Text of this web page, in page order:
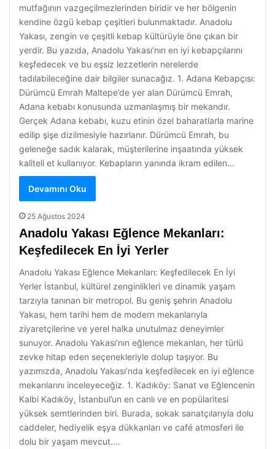
mutfağının vazgeçilmezlerinden biridir ve her bölgenin
kendine özgü kebap çeşitleri bulunmaktadır. Anadolu
Yakası, zengin ve çeşitli kebap kültürüyle öne çıkan bir
yerdir. Bu yazıda, Anadolu Yakası’nın en iyi kebapçılarını
keşfedecek ve bu eşsiz lezzetlerin nerelerde
tadılabileceğine dair bilgiler sunacağız. 1. Adana Kebapçısı:
Dürümcü Emrah Maltepe’de yer alan Dürümcü Emrah,
Adana kebabı konusunda uzmanlaşmış bir mekandır.
Gerçek Adana kebabı, kuzu etinin özel baharatlarla marine
edilip şişe dizilmesiyle hazırlanır. Dürümcü Emrah, bu
geleneğe sadık kalarak, müşterilerine inşaatında yüksek
kaliteli et kullanıyor. Kebapların yanında ikram edilen…
Devamını Oku
25 Ağustos 2024
Anadolu Yakası Eğlence Mekanları:
Keşfedilecek En İyi Yerler
Anadolu Yakası Eğlence Mekanları: Keşfedilecek En İyi
Yerler İstanbul, kültürel zenginlikleri ve dinamik yaşam
tarzıyla tanınan bir metropol. Bu geniş şehrin Anadolu
Yakası, hem tarihi hem de modern mekanlarıyla
ziyaretçilerine ve yerel halka unutulmaz deneyimler
sunuyor. Anadolu Yakası’nın eğlence mekanları, her türlü
zevke hitap eden seçenekleriyle dolup taşıyor. Bu
yazımızda, Anadolu Yakası’nda keşfedilecek en iyi eğlence
mekanlarını inceleyeceğiz. 1. Kadıköy: Sanat ve Eğlencenin
Kalbi Kadıköy, İstanbul’un en canlı ve en popülaritesi
yüksek semtlerinden biri. Burada, sokak sanatçılarıyla dolu
caddeler, hediyelik eşya dükkanları ve café atmosferi ile
dolu bir yaşam mevcut.…